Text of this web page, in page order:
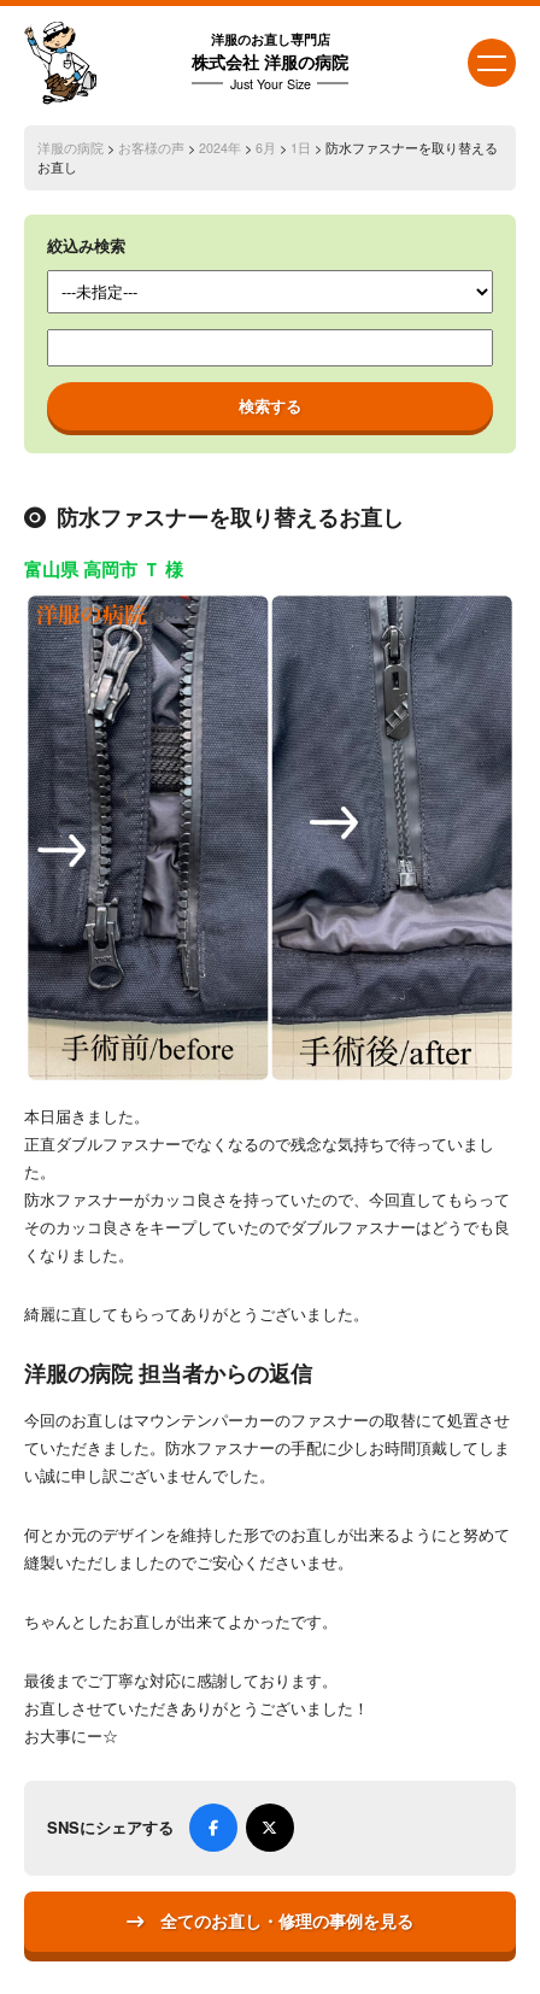
洋服のお直し専門店
株式会社 洋服の病院
Just Your Size
洋服の病院 > お客様の声> 2024年 > 6月 > 1日 > 防水ファスナーを取り替える
お直し
絞込み検索
防水ファスナーを取り替えるお直し
富山県 高岡市 Ｔ 様
本日届きました。
正直ダブルファスナーでなくなるので残念な気持ちで待っていまし
た。
防水ファスナーがカッコ良さを持っていたので、今回直してもらって
そのカッコ良さをキープしていたのでダブルファスナーはどうでも良
くなりました。
綺麗に直してもらってありがとうございました。
洋服の病院 担当者からの返信
今回のお直しはマウンテンパーカーのファスナーの取替にて処置させ
ていただきました。防水ファスナーの手配に少しお時間頂戴してしま
い誠に申し訳ございませんでした。
何とか元のデザインを維持した形でのお直しが出来るようにと努めて
縫製いただしましたのでご安心くださいませ。
ちゃんとしたお直しが出来てよかったです。
最後までご丁寧な対応に感謝しております。
お直しさせていただきありがとうございました！
お大事にー☆
SNSにシェアする
全てのお直し・修理の事例を見る